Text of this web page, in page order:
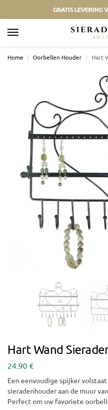
GRATIS LEVERING
Home / Oorbellen Houder / Hart
Hart Wand
24.90 €
Een eenvoudige spijker
sieradenhouder aan de muur
Perfect om uw favoriete